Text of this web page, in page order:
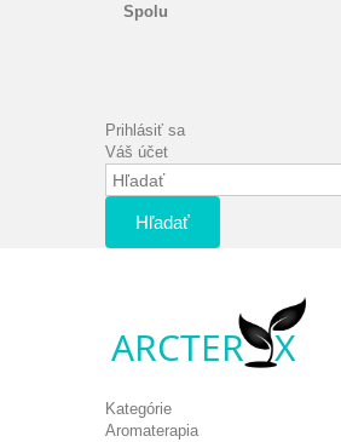
Spolu
Prihlásiť sa
Váš účet
Hľadať
Kategórie
Aromaterapia